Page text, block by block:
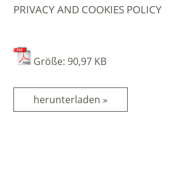
PRIVACY AND COOKIES POLICY
Größe: 90,97 KB
herunterladen »